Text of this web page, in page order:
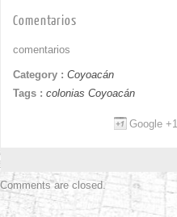
Comentarios
comentarios
Category : Coyoacán
Tags : colonias Coyoacán
Google +1
Comments are closed.